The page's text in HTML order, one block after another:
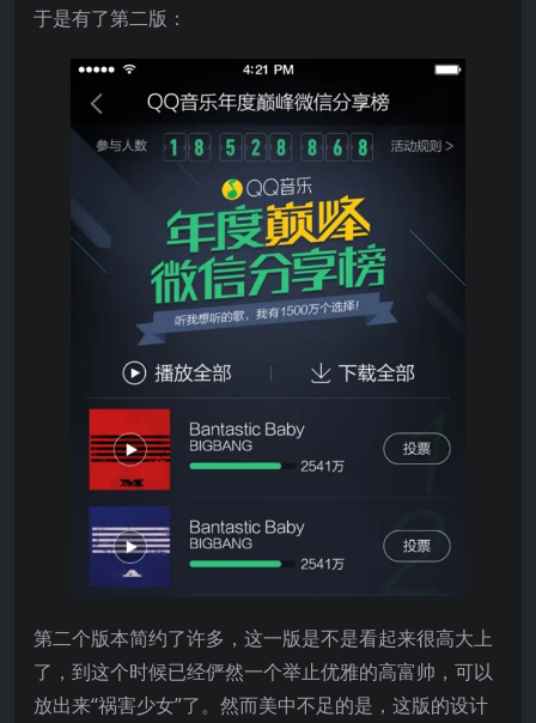
于是有了第二版：
第二个版本简约了许多，这一版是不是看起来很高大上
了，到这个时候已经俨然一个举止优雅的高富帅，可以
放出来“祸害少女”了。然而美中不足的是，这版的设计